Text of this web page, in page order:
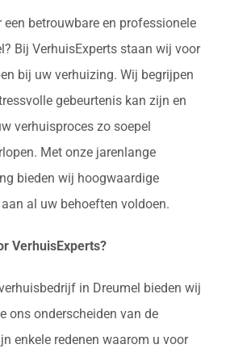
een betrouwbare en professionele
Bij VerhuisExperts staan wij voor
bij uw verhuizing. Wij begrijpen
gebeurtenis kan zijn en
verhuisproces zo soepel
Met onze jarenlange
bieden wij hoogwaardige
al uw behoeften voldoen.
VerhuisExperts?
in Dreumel bieden wij
ons onderscheiden van de
enkele redenen waarom u voor